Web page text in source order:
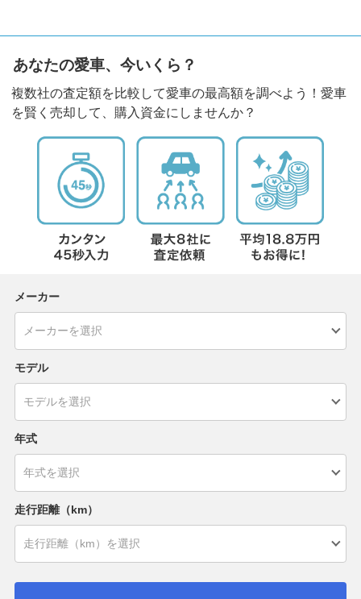
あなたの愛車、今いくら？
複数社の査定額を比較して愛車の最高額を調べよう！愛車
を賢く売却して、購入資金にしませんか？
メーカー
モデル
年式
走行距離（km）